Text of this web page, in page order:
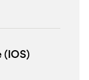
(IOS)